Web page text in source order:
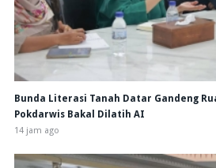
Bunda Literasi Tanah Datar Gandeng
Pokdarwis Bakal Dilatih AI
14 jam ago